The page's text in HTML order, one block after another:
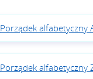
Porządek alfabetyczny
Porządek alfabetyczny